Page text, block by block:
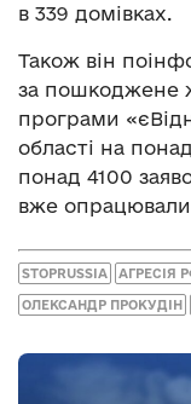
в 339 домівках.
Також він
за пошкоджене
програми
області на
понад 4100
вже
STOPRUSSIA АГРЕСІЯ
ОЛЕКСАНДР ПРОКУДІН